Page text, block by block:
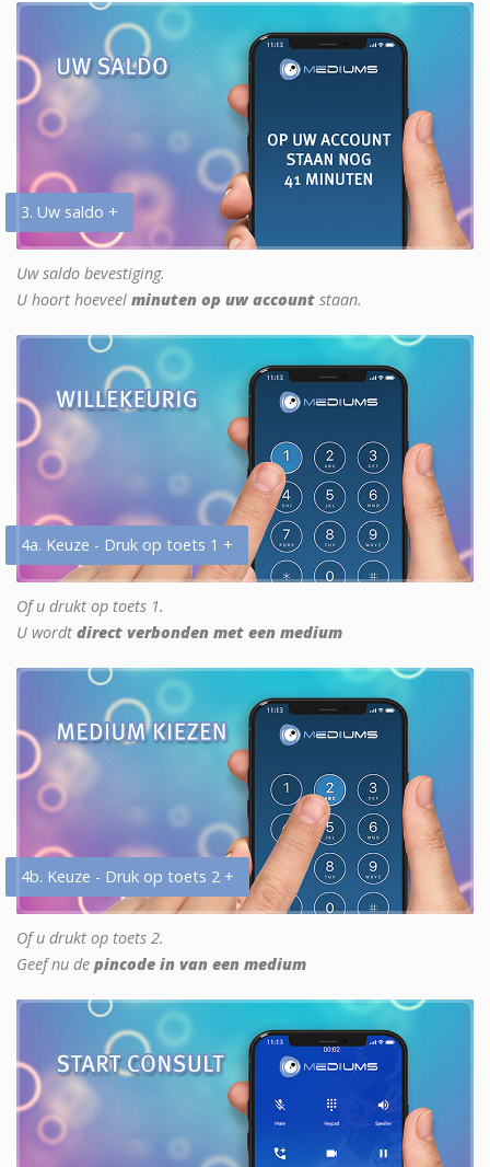
3. Uw saldo +
Uw saldo bevestiging.
U hoort hoeveel minuten op uw account staan.
4a. Keuze - Druk op toets 1 +
Of u drukt op toets 1.
U wordt direct verbonden met een medium
4b. Keuze - Druk op toets 2 +
Of u drukt op toets 2.
Geef nu de pincode in van een medium